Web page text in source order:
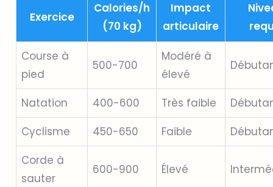
Exercice
Calories/h
(70 kg)
Impact
articulaire
Course à
pied
500-700
Modéré à
élevé
Natation 400-600 Très faible
Cyclisme
450-650 Faible
Corde à
sauter
600-900 Élevé